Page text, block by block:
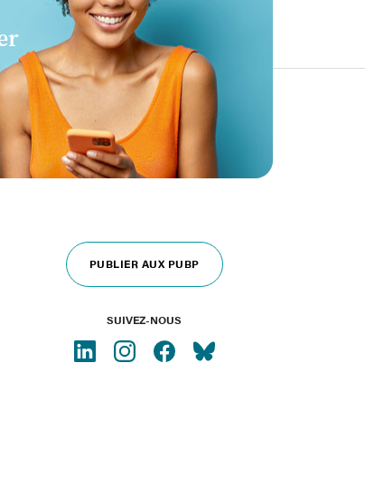
PUBLIER AUX PUBP
SUIVEZ-NOUS